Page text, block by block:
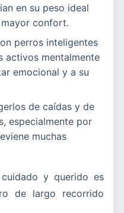
en su peso ideal
confort.
perros inteligentes
activos mentalmente
emocional y a su
de caídas y de
especialmente por
muchas
y querido es
de largo recorrido